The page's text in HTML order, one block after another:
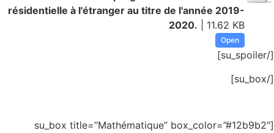
résidentielle à l'étranger au titre de l'année 2019-
2020. | 11.62 KB
Open
[/su_spoiler]
[/su_box]
[su_box title=”Mathématique” box_color=”#12b9b2″